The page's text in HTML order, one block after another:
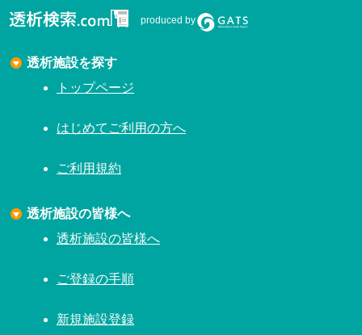
produced by
透析施設を探す
トップページ
はじめてご利用の方へ
ご利用規約
透析施設の皆様へ
透析施設の皆様へ
ご登録の手順
新規施設登録